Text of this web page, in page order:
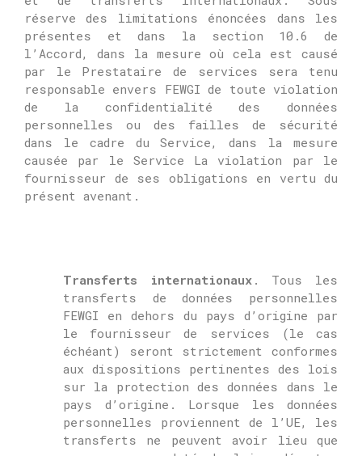
réserve des limitations énoncées dans les
présentes et dans la section 10.6 de
l’Accord, dans la mesure où cela est causé
par le Prestataire de services sera tenu
responsable envers FEWGI de toute violation
de la confidentialité des données
personnelles ou des failles de sécurité
dans le cadre du Service, dans la mesure
causée par le Service La violation par le
fournisseur de ses obligations en vertu du
présent avenant.
Transferts internationaux. Tous les
transferts de données personnelles
FEWGI en dehors du pays d’origine par
le fournisseur de services (le cas
échéant) seront strictement conformes
aux dispositions pertinentes des lois
sur la protection des données dans le
pays d’origine. Lorsque les données
personnelles proviennent de l’UE, les
transferts ne peuvent avoir lieu que